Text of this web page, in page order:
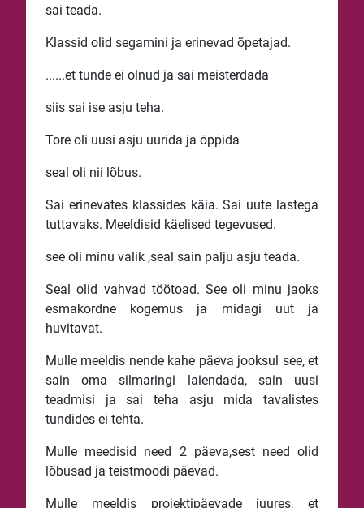
sai teada.
Klassid olid segamini ja erinevad õpetajad.
......et tunde ei olnud ja sai meisterdada
siis sai ise asju teha.
Tore oli uusi asju uurida ja ōppida
seal oli nii lõbus.
Sai erinevates klassides käia. Sai uute lastega
tuttavaks. Meeldisid käelised tegevused.
see oli minu valik ,seal sain palju asju teada.
Seal olid vahvad töötoad. See oli minu jaoks
esmakordne kogemus ja midagi uut ja
huvitavat.
Mulle meeldis nende kahe päeva jooksul see, et
sain oma silmaringi laiendada, sain uusi
teadmisi ja sai teha asju mida tavalistes
tundides ei tehta.
Mulle meedisid need 2 päeva,sest need olid
lõbusad ja teistmoodi päevad.
Mulle meeldis projektipäevade juures, et